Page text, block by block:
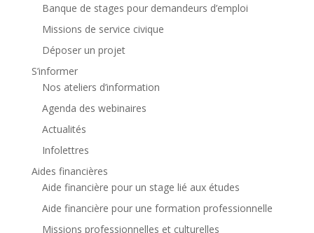
Banque de stages pour demandeurs d’emploi
Missions de service civique
Déposer un projet
S’informer
Nos ateliers d’information
Agenda des webinaires
Actualités
Infolettres
Aides financières
Aide financière pour un stage lié aux études
Aide financière pour une formation professionnelle
Missions professionnelles et culturelles